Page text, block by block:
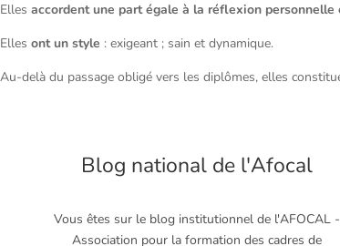
Elles accordent une part égale à la réflexion personnelle
Elles ont un style : exigeant ; sain et dynamique.
Au-delà du passage obligé vers les diplômes, elles
Blog national de l'Afocal
Vous êtes sur le blog institutionnel de l'AFOCAL -
Association pour la formation des cadres de